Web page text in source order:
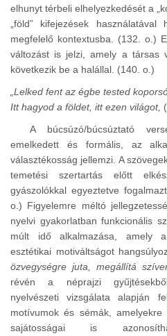
elhunyt térbeli elhelyezkedését a
„föld” kifejezések
megfelelő kontextusba. (132. o.)
változást is jelzi, amely a társas
következik be a halállal. (140. o.)
„Lelked fent az égbe tested
Itt hagyod a földet, itt ezen világot,
A búcsúzó/búcsúztató
emelkedett és formális, az
választékosság jellemzi. A
temetési szertartás előtt
gyászolókkal egyeztetve
o.) Figyelemre méltó
nyelvi gyakorlatban funkcionális
múlt idő alkalmazása, amely a
esztétikai motiváltságot
özvegységre juta, megállítá
révén a néprajzi
nyelvészeti vizsgálata alapján
motívumok és sémák,
sajátosságai is